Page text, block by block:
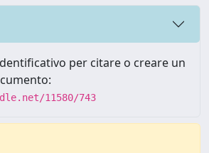
per citare o creare un
11580/743